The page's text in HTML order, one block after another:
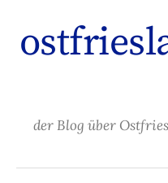
Inhalt
überspringen
der Blog über